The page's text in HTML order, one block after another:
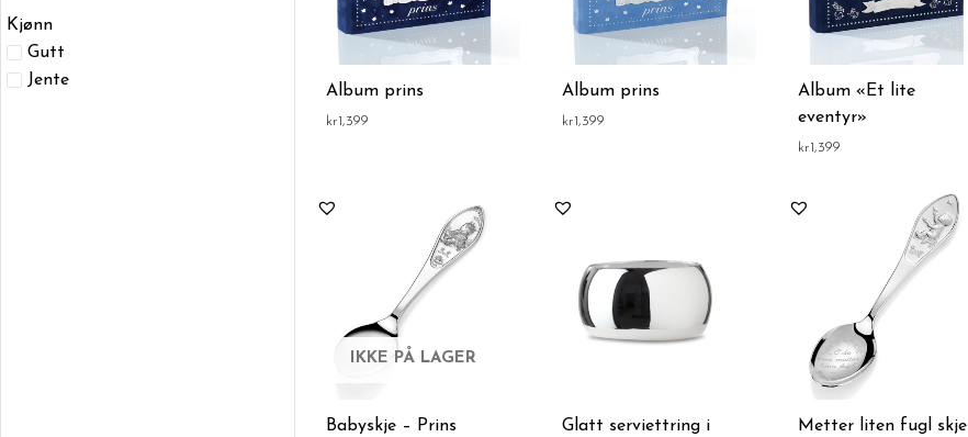
Kjønn
Gutt
Jente
Album prins
kr1,399
Album prins
kr1,399
Album «Et lite
eventyr»
kr1,399
IKKE PÅ LAGER
Babyskje – Prins
Glatt serviettring i
Metter liten fugl skje